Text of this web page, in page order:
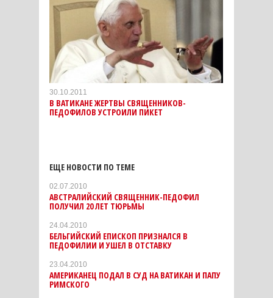
30.10.2011
В ВАТИКАНЕ ЖЕРТВЫ СВЯЩЕННИКОВ-
ПЕДОФИЛОВ УСТРОИЛИ ПИКЕТ
ЕЩЕ НОВОСТИ ПО ТЕМЕ
02.07.2010
АВСТРАЛИЙСКИЙ СВЯЩЕННИК-ПЕДОФИЛ
ПОЛУЧИЛ 20 ЛЕТ ТЮРЬМЫ
24.04.2010
БЕЛЬГИЙСКИЙ ЕПИСКОП ПРИЗНАЛСЯ В
ПЕДОФИЛИИ И УШЕЛ В ОТСТАВКУ
23.04.2010
АМЕРИКАНЕЦ ПОДАЛ В СУД НА ВАТИКАН И ПАПУ
РИМСКОГО